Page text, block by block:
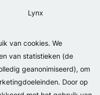
van cookies. We
van statistieken (de
geanonimiseerd), om
Door op
Lynx
Motip